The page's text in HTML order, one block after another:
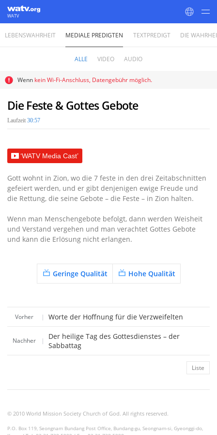
WATV
World Mission Society Church of God
LEBENSWAHRHEIT MEDIALE PREDIGTEN TEXTPREDIGT DIE
ALLE VIDEO AUDIO
Wenn kein Wi-Fi-Anschluss, Datengebühr möglich.
Die Feste & Gottes Gebote
Laufzeit 30:57
‘WATV Media Cast’
Gott wohnt in Zion, wo die 7 feste in den drei Zeitabschnitten
gefeiert werden, und er gibt denjenigen ewige Freude und
die Rettung, die seine Gebote – die Feste – in Zion halten.
Wenn man Menschengebote befolgt, dann werden Weisheit
und Verstand vergehen und man verachtet Gottes Gebote
und kann die Erlösung nicht erlangen.
Geringe Qualität Hohe Qualität
Vorher | Worte der Hoffnung für die Verzweifelten
Nachher |
Der heilige Tag des Gottesdienstes – der
Sabbattag
Liste
© 2010 World Mission Society Church of God. All rights reserved.
P.O. Box 119, Seongnam Bundang Post Office, Bundang-gu, Seongnam-si, Gyeonggi-do,